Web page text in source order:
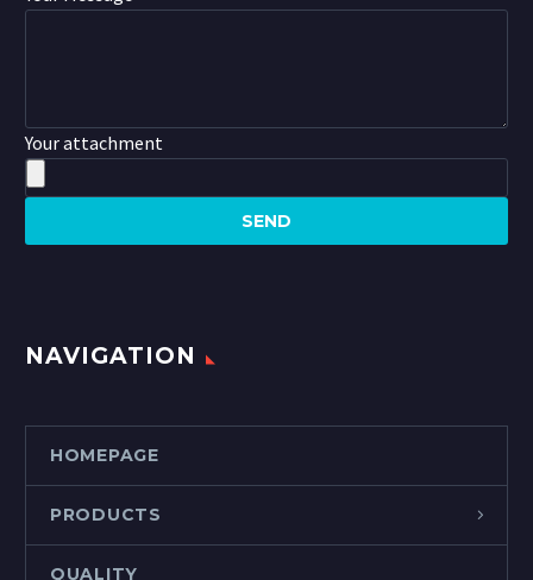
Your attachment
NAVIGATION
HOMEPAGE
PRODUCTS
QUALITY